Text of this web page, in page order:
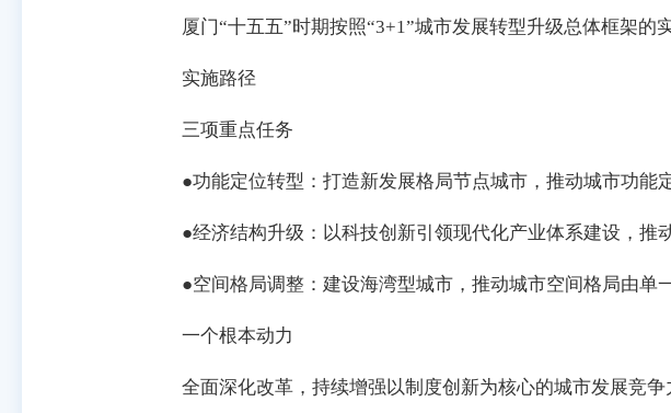
厦门“十五五”时期按照“3+1”城市发展转型升级总体框架的
实施路径
三项重点任务
●功能定位转型：打造新发展格局节点城市，推动城市功能
●经济结构升级：以科技创新引领现代化产业体系建设，推
●空间格局调整：建设海湾型城市，推动城市空间格局由单一
一个根本动力
全面深化改革，持续增强以制度创新为核心的城市发展竞争